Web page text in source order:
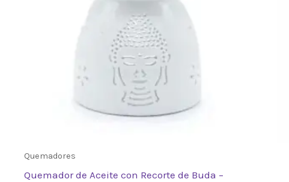
Quemadores
Quemador de Aceite con Recorte de Buda –